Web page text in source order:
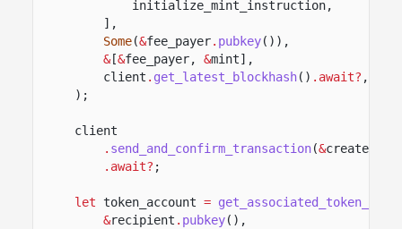
initialize_mint_instruction,
],
Some(&fee_payer. pubkey()),
&[&fee_payer, &mint],
client . get_latest_blockhash() .await? ,
);
client
. send_and_confirm_transaction(&
.await? ;
let token_account =
&recipient . pubkey(),